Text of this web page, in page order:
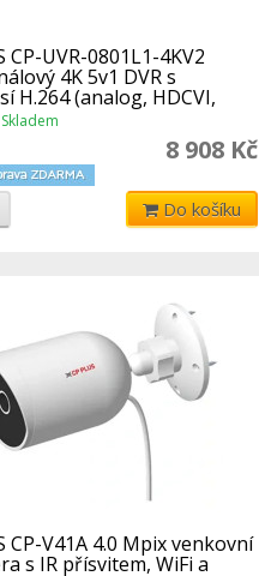
CP-UVR-0801L1-4KV2
4K 5v1 DVR s
H.264 (analog, HDCVI,
IP)
Skladem
8 908 Kč
Do košíku
CP-V41A 4.0 Mpix venkovní
s IR přísvitem, WiFi a